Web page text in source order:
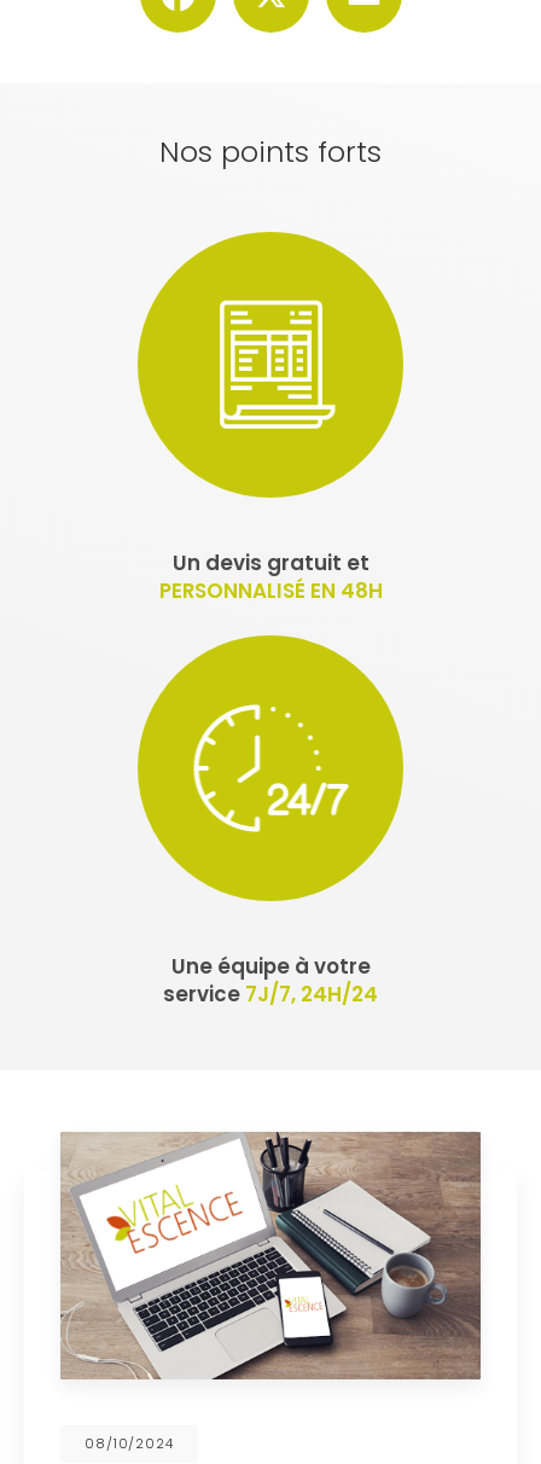
Nos points forts
Un devis gratuit et
PERSONNALISÉ EN 48H
Une équipe à votre
service 7J/7, 24H/24
08/10/2024